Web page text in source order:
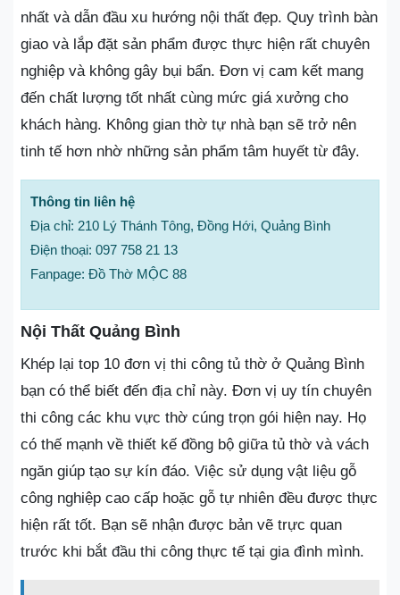
nhất và dẫn đầu xu hướng nội thất đẹp. Quy trình bàn
giao và lắp đặt sản phẩm được thực hiện rất chuyên
nghiệp và không gây bụi bẩn. Đơn vị cam kết mang
đến chất lượng tốt nhất cùng mức giá xưởng cho
khách hàng. Không gian thờ tự nhà bạn sẽ trở nên
tinh tế hơn nhờ những sản phẩm tâm huyết từ đây.
Thông tin liên hệ
Địa chỉ: 210 Lý Thánh Tông, Đồng Hới, Quảng Bình
Điện thoại: 097 758 21 13
Fanpage: Đồ Thờ MỘC 88
Nội Thất Quảng Bình
Khép lại top 10 đơn vị thi công tủ thờ ở Quảng Bình
bạn có thể biết đến địa chỉ này. Đơn vị uy tín chuyên
thi công các khu vực thờ cúng trọn gói hiện nay. Họ
có thế mạnh về thiết kế đồng bộ giữa tủ thờ và vách
ngăn giúp tạo sự kín đáo. Việc sử dụng vật liệu gỗ
công nghiệp cao cấp hoặc gỗ tự nhiên đều được thực
hiện rất tốt. Bạn sẽ nhận được bản vẽ trực quan
trước khi bắt đầu thi công thực tế tại gia đình mình.